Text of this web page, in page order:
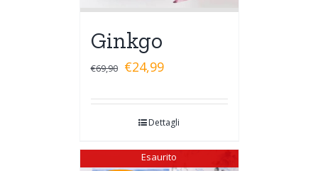
Ginkgo
€69,90 €24,99
Dettagli
Esaurito